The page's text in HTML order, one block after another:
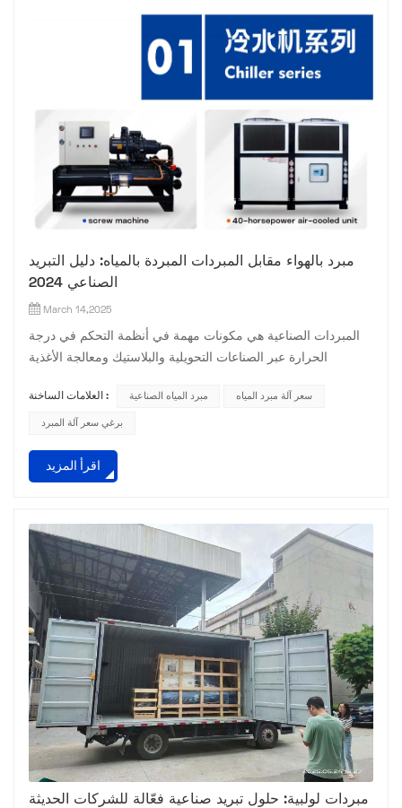
مبرد بالهواء مقابل المبردات المبردة بالمياه: دليل التبريد
الصناعي 2024
March 14,2025
المبردات الصناعية هي مكونات مهمة في أنظمة التحكم في درجة
الحرارة عبر الصناعات التحويلية والبلاستيك ومعالجة الأغذية
والمبرد بالماء والمبرغي يساعد الشركات على تحسين العمليات
وتقليل التكاليف يستكشف هذا الدليل المزايا الفريدة لكل نوع المبرد
العلامات الساخنة : مبرد المياه الصناعية سعر آلة مبرد المياه
برغي سعر آلة المبرد
اقرأ المزيد
مبردات لولبية: حلول تبريد صناعية فعّالة للشركات الحديثة